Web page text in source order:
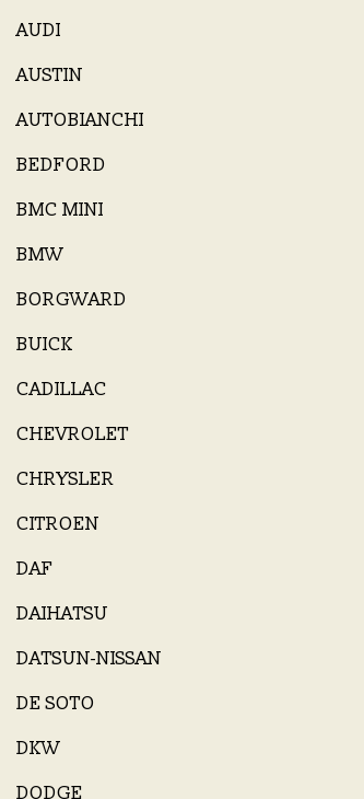
AUDI
AUSTIN
AUTOBIANCHI
BEDFORD
BMC MINI
BMW
BORGWARD
BUICK
CADILLAC
CHEVROLET
CHRYSLER
CITROEN
DAF
DAIHATSU
DATSUN-NISSAN
DE SOTO
DKW
DODGE